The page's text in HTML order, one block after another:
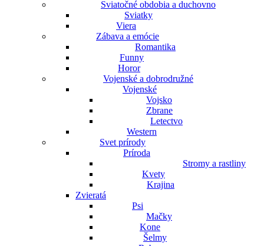
Sviatočné obdobia a duchovno
Sviatky
Viera
Zábava a emócie
Romantika
Funny
Horor
Vojenské a dobrodružné
Vojenské
Vojsko
Zbrane
Letectvo
Western
Svet prírody
Príroda
Stromy a rastliny
Kvety
Krajina
Zvieratá
Psi
Mačky
Kone
Šelmy